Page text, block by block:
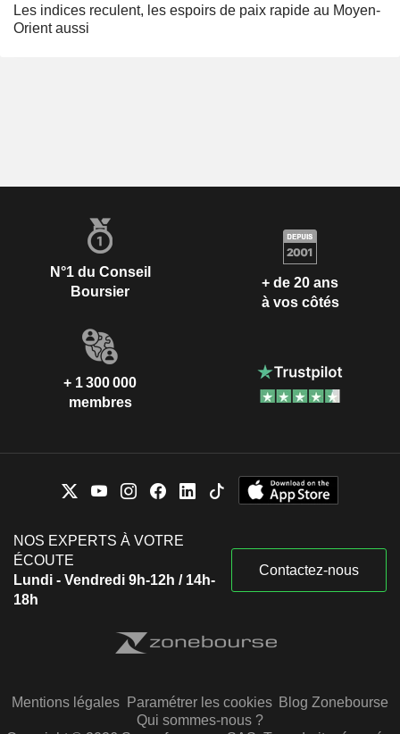
Les indices reculent, les espoirs de paix rapide au Moyen-
Orient aussi
N°1 du Conseil
Boursier
+ de 20 ans
à vos côtés
+ 1 300 000
membres
NOS EXPERTS À VOTRE
ÉCOUTE
Lundi - Vendredi 9h-12h / 14h-
18h
Contactez-nous
Mentions légales Paramétrer les cookies Blog Zonebourse
Qui sommes-nous ?